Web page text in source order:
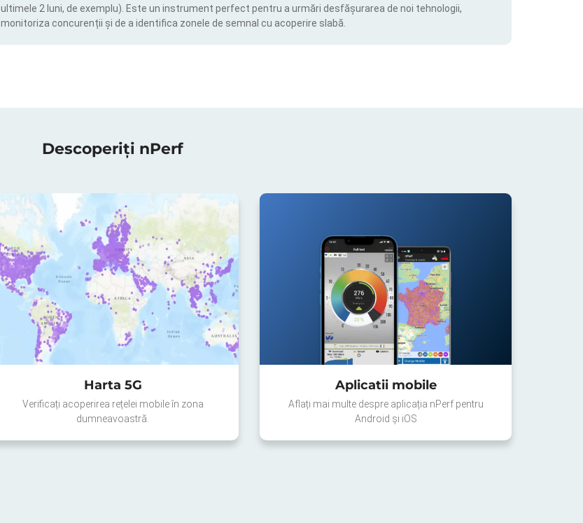
ultimele 2 luni, de exemplu). Este un instrument perfect pentru a urmări desfășurarea de noi tehnologii,
monitoriza concurenții și de a identifica zonele de semnal cu acoperire slabă.
Descoperiți nPerf
Harta 5G
Verificați acoperirea rețelei mobile în zona
dumneavoastră.
Aplicatii mobile
Aflați mai multe despre aplicația nPerf pentru
Android și iOS